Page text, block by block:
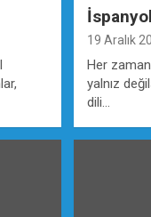
19 Aralık
Her
yalnız
dili…